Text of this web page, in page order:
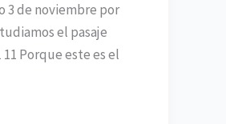
3 de noviembre por
el pasaje
Porque este es el